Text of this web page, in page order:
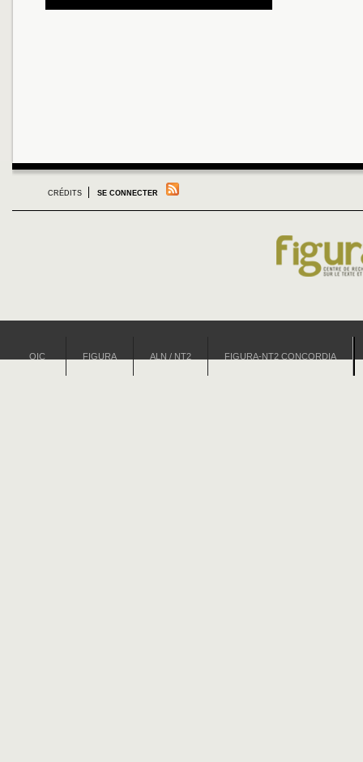
CRÉDITS SE CONNECTER
OIC FIGURA ALN / NT2 FIGURA-NT2 CONCORDIA